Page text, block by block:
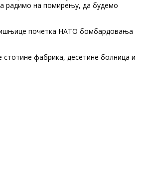
радимо на помирењу, да будемо
почетка НАТО бомбардовања
стотине фабрика, десетине болница и